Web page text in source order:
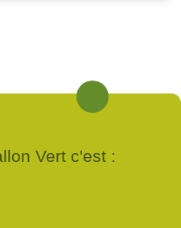
Vert c'est :